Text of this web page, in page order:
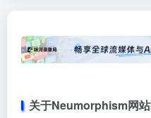
关于Neumorphism网